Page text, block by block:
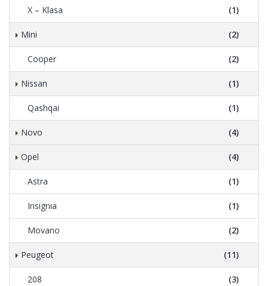
X – Klasa (1)
Mini (2)
Cooper (2)
Nissan (1)
Qashqai (1)
Novo (4)
Opel (4)
Astra (1)
Insignia (1)
Movano (2)
Peugeot (11)
208 (3)